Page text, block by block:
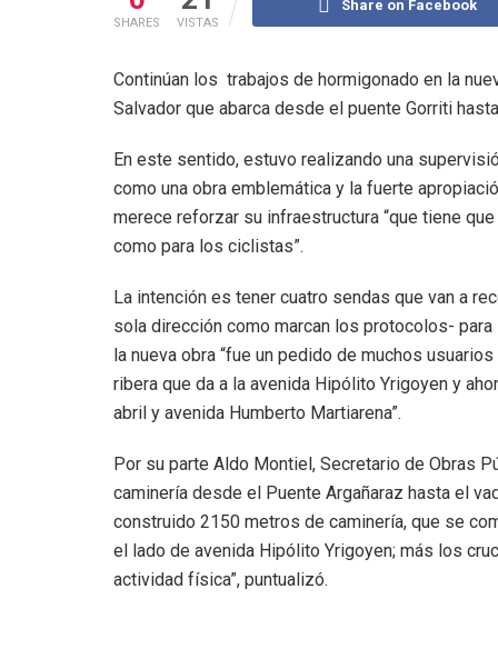
SHARES VISTAS
Share on Facebook
Continúan los trabajos de hormigonado en la
Salvador que abarca desde el puente Gorriti
En este sentido, estuvo realizando una
como una obra emblemática y la fuerte
merece reforzar su infraestructura “que tiene
como para los ciclistas”.
La intención es tener cuatro sendas que van a
sola dirección como marcan los protocolos-
la nueva obra “fue un pedido de muchos
ribera que da a la avenida Hipólito Yrigoyen y
abril y avenida Humberto Martiarena”.
Por su parte Aldo Montiel, Secretario de Obras
caminería desde el Puente Argañaraz hasta el
construido 2150 metros de caminería, que se
el lado de avenida Hipólito Yrigoyen; más los
actividad física”, puntualizó.